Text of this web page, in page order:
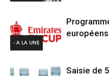
- A LA UNE
Saisie de